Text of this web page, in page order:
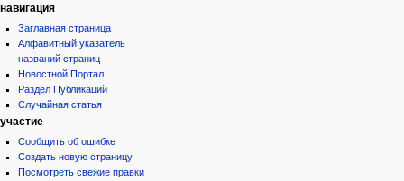
навигация
Заглавная страница
Алфавитный указатель
названий страниц
Новостной Портал
Раздел Публикаций
Случайная статья
участие
Сообщить об ошибке
Создать новую страницу
Посмотреть свежие правки